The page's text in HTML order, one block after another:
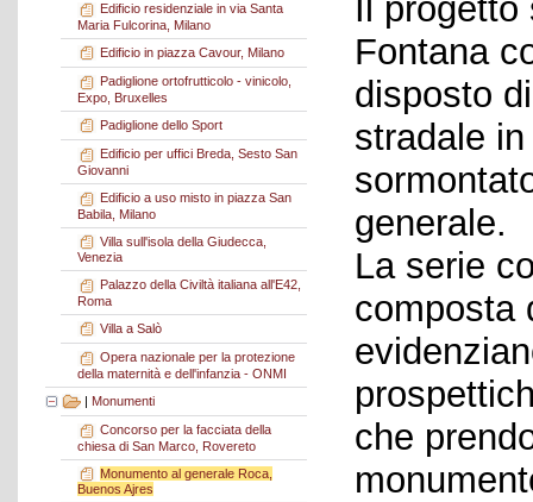
Edificio residenziale in via Santa
Maria Fulcorina, Milano
Edificio in piazza Cavour, Milano
Padiglione ortofrutticolo - vinicolo,
Expo, Bruxelles
Padiglione dello Sport
Edificio per uffici Breda, Sesto San
Giovanni
Edificio a uso misto in piazza San
Babila, Milano
Villa sull'isola della Giudecca,
Venezia
Palazzo della Civiltà italiana all'E42,
Roma
Villa a Salò
Opera nazionale per la protezione
della maternità e dell'infanzia - ONMI
| Monumenti
Concorso per la facciata della
chiesa di San Marco, Rovereto
Monumento al generale Roca,
Buenos Ajres
Il progetto
Fontana
disposto
stradale
generale.
La serie
composta
che